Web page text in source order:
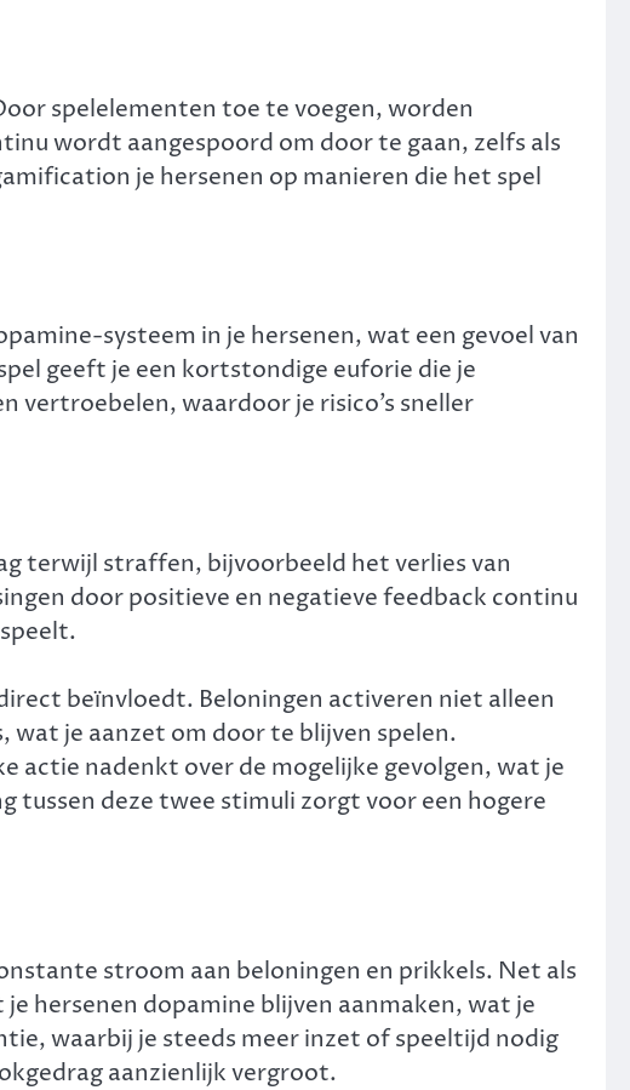
spelelementen toe te voegen, worden
wordt aangespoord om door te gaan, zelfs als
je hersenen op manieren die het spel
systeem in je hersenen, wat een gevoel van
geeft je een kortstondige euforie die je
vertroebelen, waardoor je risico’s sneller
terwijl straffen, bijvoorbeeld het verlies van
door positieve en negatieve feedback continu
beïnvloedt. Beloningen activeren niet alleen
wat je aanzet om door te blijven spelen.
actie nadenkt over de mogelijke gevolgen, wat je
tussen deze twee stimuli zorgt voor een hogere
stroom aan beloningen en prikkels. Net als
hersenen dopamine blijven aanmaken, wat je
waarbij je steeds meer inzet of speeltijd nodig
aanzienlijk vergroot.